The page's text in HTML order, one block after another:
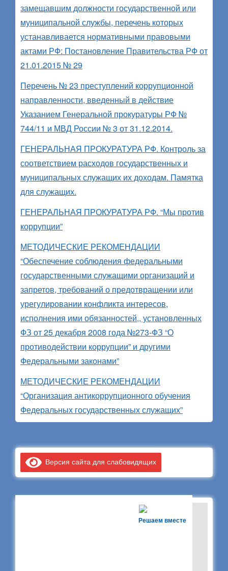
замещавшим должности государственной или
муниципальной службы, перечень которых
устанавливается нормативными правовыми
актами РФ: Постановление Правительства РФ от
21.01.2015 № 29
Перечень № 23 преступлений коррупционной
направленности, введенный в действие
Указанием Генеральной прокуратуры РФ №
744/11 и МВД России № 3 от 31.12.2014.
ГЕНЕРАЛЬНАЯ ПРОКУРАТУРА РФ. Контроль за
соответствием расходов государственных и
муниципальных служащих их доходам. Памятка
для служащих.
ГЕНЕРАЛЬНАЯ ПРОКУРАТУРА РФ. “Мы против
коррупции”
МЕТОДИЧЕСКИЕ РЕКОМЕНДАЦИИ
“Обеспечение соблюдения федеральными
государственными служащими организаций и
запретов, требований о предотвращении или
урегулировании конфликта интересов,
исполнения ими обязанностей,, установленных
ФЗ от 25 декабря 2008 года №273-ФЗ “О
противодействии коррупции” и другими
Федеральными законами”
МЕТОДИЧЕСКИЕ РЕКОМЕНДАЦИИ
“Организация антикоррупционного обучения
Федеральных государственных служащих”
Версия сайта для слабовидящих
Решаем вместе